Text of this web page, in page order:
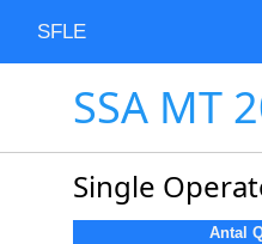
SFLE
SSA MT
Single
Antal